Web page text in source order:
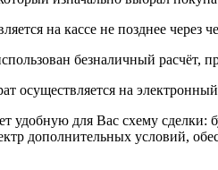
на кассе не позднее через
безналичный расчёт,
осуществляется на
для Вас схему сделки:
дополнительных условий,